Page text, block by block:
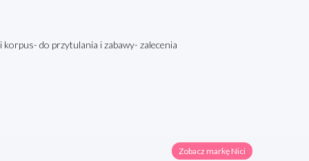
do przytulania i zabawy- zalecenia
Zobacz markę Nici